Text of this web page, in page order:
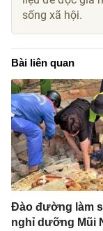
sống xã hội.
Bài liên quan
Đào đường làm
nghỉ dưỡng Mũi